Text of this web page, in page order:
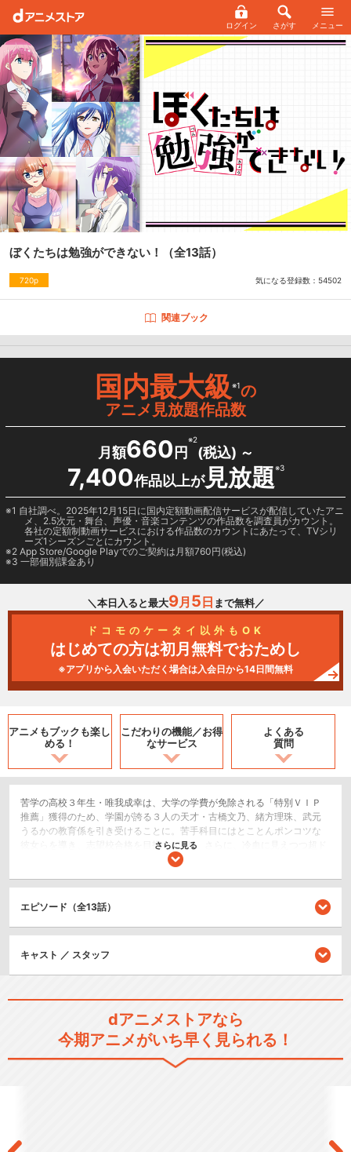
ログイン さがす メニュー
ぼくたちは勉強ができない！ （全13話）
720p 気になる登録数： 54502
関連ブック
国内最大級※1の
アニメ見放題作品数
月額660 円
※2
(税込) ～
7,400作品以上が見放題※3
1 自社調べ。2025年12月15日に国内定額動画配信サービスが配信していたアニ
メ、2.5次元・舞台、声優・音楽コンテンツの作品数を調査員がカウント。
各社の定額制動画サービスにおける作品数のカウントにあたって、TVシリ
ーズ1シーズンごとにカウント。
2 App Store/Google Playでのご契約は月額760円(税込)
3 一部個別課金あり
＼本日入ると最大9月 5 日 まで無料／
ドコモのケータイ以外もOK
はじめての方は初月無料でおためし
※アプリから入会いただく場合は入会日から14日間無料
アニメもブックも楽し
める！
こだわりの機能／お得
なサービス
よくある
質問
苦学の高校３年生・唯我成幸は、大学の学費が免除される「特別ＶＩＰ
推薦」獲得のため、学園が誇る３人の天才・古橋文乃、緒方理珠、武元
うるかの教育係を引き受けることに。苦手科目にはとことんポンコツな
彼女らを導き、志望校合格を目指すが…!? さらに、冷血に見えつつ超ド
ジっ子な教師・桐須真冬、メイドのバイトをしながら医学部を目指す先
そして密かに恋の気配も…？ 「できない」天才たちが繰り広げるラブコ
メディ、勉強も恋もまだまだ続く!!
ぼくたちは勉強ができない
さらに見る
エピソード（全13話）
キャスト ／ スタッフ
dアニメストアなら
今期アニメがいち早く見られる！